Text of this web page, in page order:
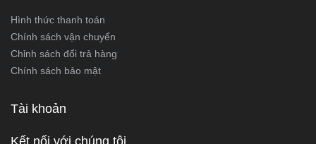
Hình thức thanh toán
Chính sách vận chuyển
Chỉnh sách đổi trả hàng
Chính sách bảo mật
Tài khoản
Kết nối với chúng tôi